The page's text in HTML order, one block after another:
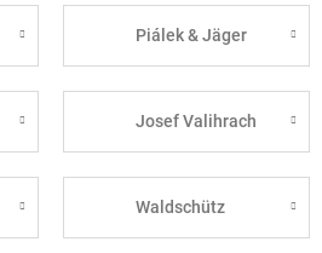
Piálek & Jäger
Josef Valihrach
Waldschütz